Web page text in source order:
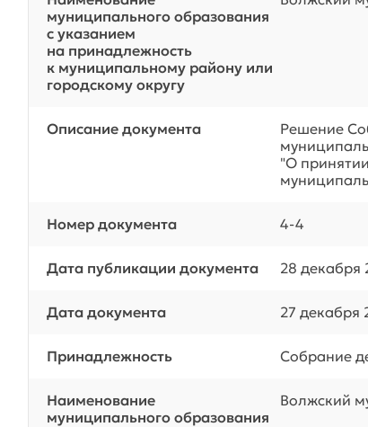
муниципального образования
с указанием
на принадлежность
к муниципальному району или
городскому округу
Описание документа
Решение
"О
Номер документа 4-4
Дата публикации документа 28 декабря
Дата документа 27 декабря
Принадлежность Собрание
Наименование
муниципального образования
Волжский